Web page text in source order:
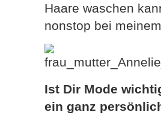
Haare waschen
nonstop bei
Ist Dir Mode
ein ganz